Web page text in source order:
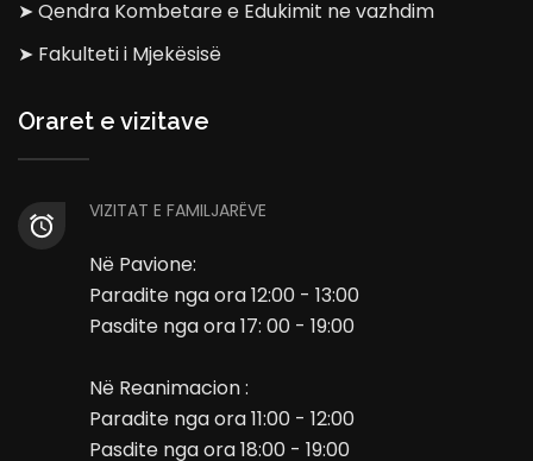
➤ Qendra Kombetare e Edukimit ne vazhdim
➤ Fakulteti i Mjekësisë
Oraret e vizitave
VIZITAT E FAMILJARËVE
Në Pavione:
Paradite nga ora 12:00 - 13:00
Pasdite nga ora 17: 00 - 19:00
Në Reanimacion :
Paradite nga ora 11:00 - 12:00
Pasdite nga ora 18:00 - 19:00